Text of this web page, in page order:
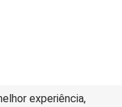
experiência,